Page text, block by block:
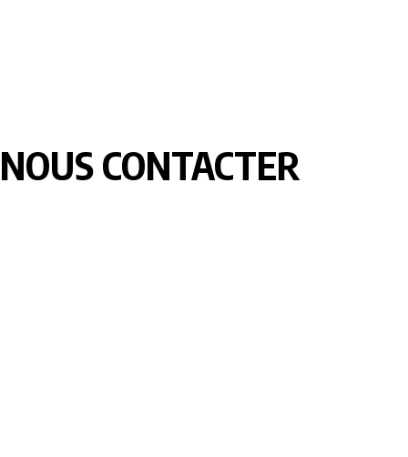
NOUS CONTACTER